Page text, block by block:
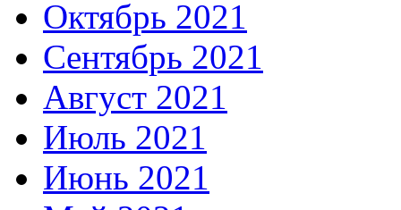
Октябрь 2021
Сентябрь 2021
Август 2021
Июль 2021
Июнь 2021